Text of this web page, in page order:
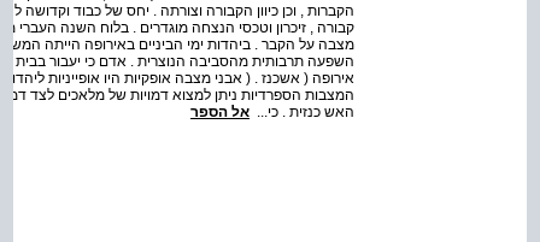
הקברות , וכן כיוון הקבורה וצורתה . יחס של כבוד וקדושה
קבורה , זיכרון וטכסי הנצחה מוגדרים . בלוח השנה העברי
מצבה על הקבר . ביהדות ימי הביניים באירופה הייתה
השפעה תרבותית מהסביבה הנוצרית . אדם כי יעבור בבית
אירופה ( אשכנז . ( אבני מצבה אופקיות היו אופייניות
המצבות הספרדיות ניתן למצוא דמויות של מלאכים לצד
האש כנזית . כי... אל הספר